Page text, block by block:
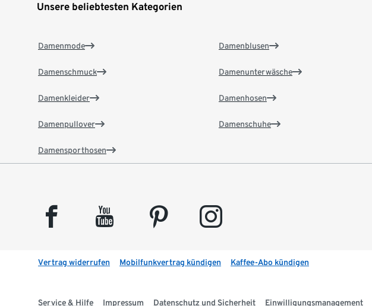
Unsere beliebtesten Kategorien
Damenmode
Damenschmuck
Damenkleider
Damenpullover
Damensporthosen
Damenblusen
Damenunterwäsche
Damenhosen
Damenschuhe
facebook youtube pinterest instagram
Vertrag widerrufen Mobilfunkvertrag kündigen Kaffee-Abo kündigen
Service & Hilfe Impressum Datenschutz und Sicherheit Einwilligungsmanagement